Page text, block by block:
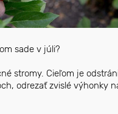
sade v júli?
stromy. Cieľom je
odrezať zvislé výhonky